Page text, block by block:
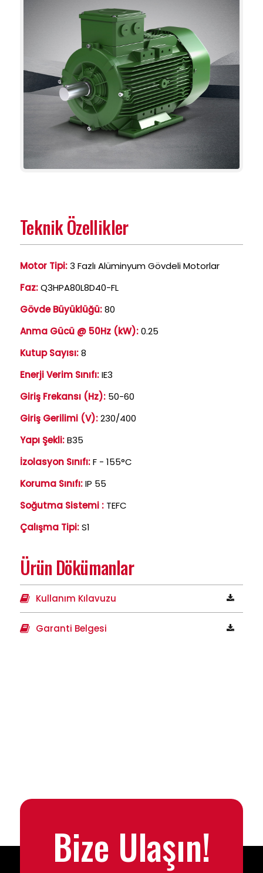
Teknik Özellikler
Motor Tipi:3 Fazlı Alüminyum Gövdeli Motorlar
Faz:Q3HPA80L8D40-FL
Gövde Büyüklüğü:80
Anma Gücü @ 50Hz (kW):0.25
Kutup Sayısı:8
Enerji Verim Sınıfı:IE3
Giriş Frekansı (Hz): 50-60
Giriş Gerilimi (V):230/400
Yapı Şekli:B35
İzolasyon Sınıfı:F - 155°C
Koruma Sınıfı:IP 55
Soğutma Sistemi : TEFC
Çalışma Tipi:S1
Ürün Dökümanlar
Kullanım Kılavuzu
Garanti Belgesi
Bize Ulaşın!